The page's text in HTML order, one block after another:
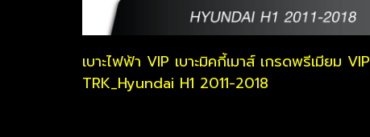
เบาะไฟฟ้า VIP เบาะมิคกี้เมาส์ เกรดพรีเมียม VIP
TRK_Hyundai H1 2011-2018